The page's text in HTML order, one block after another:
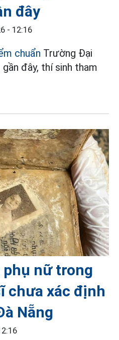
đây
- 12:16
chuẩn Trường Đại
đây, thí sinh tham
phụ nữ trong
chưa xác định
Nẵng